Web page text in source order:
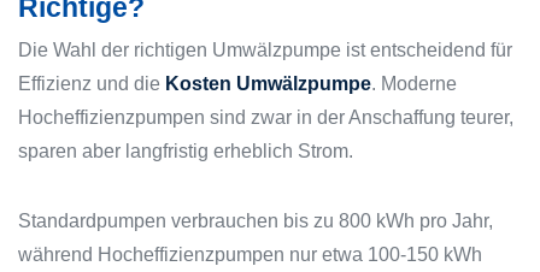
Richtige?
Die Wahl der richtigen Umwälzpumpe ist entscheidend für
Effizienz und die Kosten Umwälzpumpe. Moderne
Hocheffizienzpumpen sind zwar in der Anschaffung teurer,
sparen aber langfristig erheblich Strom.
Standardpumpen verbrauchen bis zu 800 kWh pro Jahr,
während Hocheffizienzpumpen nur etwa 100-150 kWh